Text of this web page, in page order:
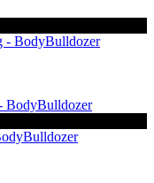
- BodyBulldozer